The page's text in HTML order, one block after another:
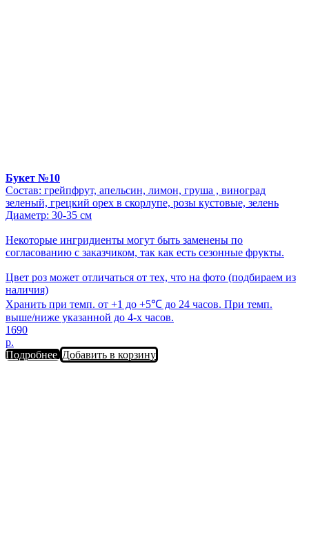
Букет №10
Состав: грейпфрут, апельсин, лимон, груша , виноград
зеленый, грецкий орех в скорлупе, розы кустовые, зелень
Диаметр: 30-35 см
Некоторые ингридиенты могут быть заменены по
согласованию с заказчиком, так как есть сезонные фрукты.
Цвет роз может отличаться от тех, что на фото (подбираем из
наличия)
Хранить при темп. от +1 до +5℃ до 24 часов. При темп.
выше/ниже указанной до 4-х часов.
1690
р.
Подробнее Добавить в корзину